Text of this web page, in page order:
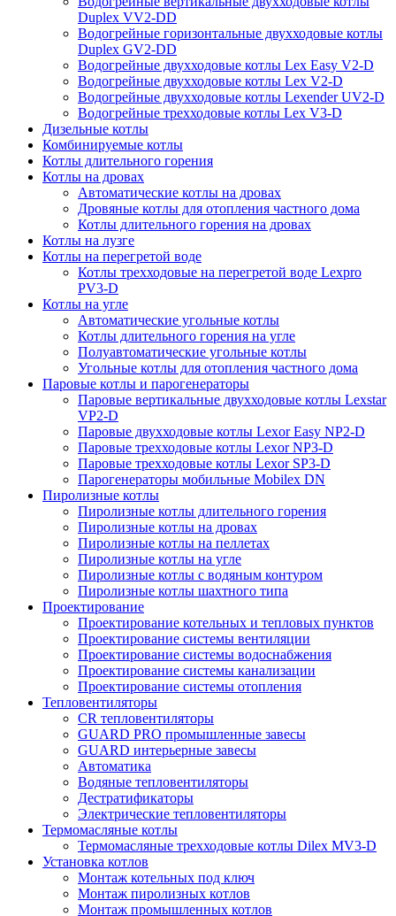
Duplex VV2-DD
Водогрейные горизонтальные двухходовые котлы
Duplex GV2-DD
Водогрейные двухходовые котлы Lex Easy V2-D
Водогрейные двухходовые котлы Lex V2-D
Водогрейные двухходовые котлы Lexender UV2-D
Водогрейные трехходовые котлы Lex V3-D
Дизельные котлы
Комбинируемые котлы
Котлы длительного горения
Котлы на дровах
Автоматические котлы на дровах
Дровяные котлы для отопления частного дома
Котлы длительного горения на дровах
Котлы на лузге
Котлы на перегретой воде
Котлы трехходовые на перегретой воде Lexpro
PV3-D
Котлы на угле
Автоматические угольные котлы
Котлы длительного горения на угле
Полуавтоматические угольные котлы
Угольные котлы для отопления частного дома
Паровые котлы и парогенераторы
Паровые вертикальные двухходовые котлы Lexstar
VP2-D
Паровые двухходовые котлы Lexor Easy NP2-D
Паровые трехходовые котлы Lexor NP3-D
Паровые трехходовые котлы Lexor SP3-D
Парогенераторы мобильные Mobilex DN
Пиролизные котлы
Пиролизные котлы длительного горения
Пиролизные котлы на дровах
Пиролизные котлы на пеллетах
Пиролизные котлы на угле
Пиролизные котлы с водяным контуром
Пиролизные котлы шахтного типа
Проектирование
Проектирование котельных и тепловых пунктов
Проектирование системы вентиляции
Проектирование системы водоснабжения
Проектирование системы канализации
Проектирование системы отопления
Тепловентиляторы
CR тепловентиляторы
GUARD PRO промышленные завесы
GUARD интерьерные завесы
Автоматика
Водяные тепловентиляторы
Дестратификаторы
Электрические тепловентиляторы
Термомасляные котлы
Термомасляные трехходовые котлы Dilex MV3-D
Установка котлов
Монтаж котельных под ключ
Монтаж пиролизных котлов
Монтаж промышленных котлов